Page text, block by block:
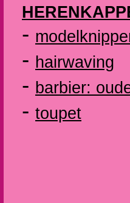
-
- hairwaving
- barbier:
- toupet